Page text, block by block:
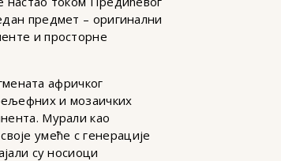
предмет – оригинални
и просторне
афричког
и мозаичких
Мурали као
умеће с генерације
су носиоци